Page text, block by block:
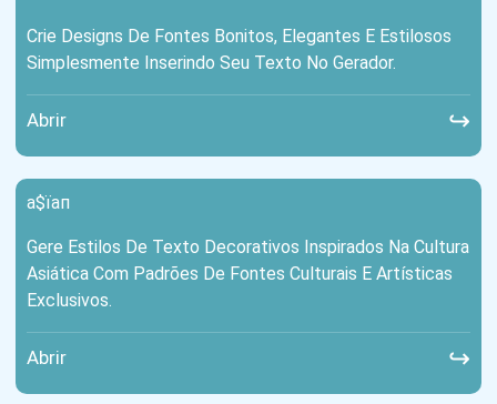
Crie Designs De Fontes Bonitos, Elegantes E Estilosos
Simplesmente Inserindo Seu Texto No Gerador.
Abrir ↪
а$їап
Gere Estilos De Texto Decorativos Inspirados Na Cultura
Asiática Com Padrões De Fontes Culturais E Artísticas
Exclusivos.
Abrir ↪